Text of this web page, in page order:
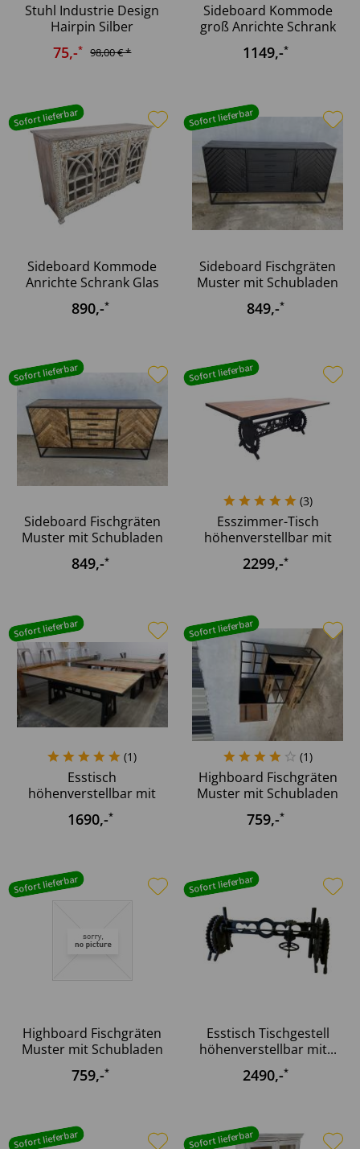
Stuhl Industrie Design
Hairpin Silber
stapelbar...
75,-* 98,00 € *
Sideboard Kommode
groß Anrichte Schrank
Design...
1149,-*
Sofort lieferbar
Sideboard Kommode
Anrichte Schrank Glas
Design...
890,-*
Sofort lieferbar
Sideboard Fischgräten
Muster mit Schubladen
180...
849,-*
Sofort lieferbar
Sideboard Fischgräten
Muster mit Schubladen
180...
849,-*
Sofort lieferbar
(3)
Esszimmer-Tisch
höhenverstellbar mit
Kurbel...
2299,-*
Sofort lieferbar
(1)
Esstisch
höhenverstellbar mit
Kurbel...
1690,-*
Sofort lieferbar
(1)
Highboard Fischgräten
Muster mit Schubladen
120...
759,-*
Sofort lieferbar
Highboard Fischgräten
Muster mit Schubladen
120...
759,-*
Sofort lieferbar
Esstisch Tischgestell
höhenverstellbar mit...
2490,-*
Sofort lieferbar Sofort lieferbar